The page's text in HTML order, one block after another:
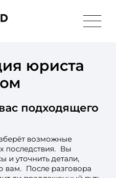
юриста
подходящего
возможные
последствия. Вы
и уточнить детали,
вам. После разговора